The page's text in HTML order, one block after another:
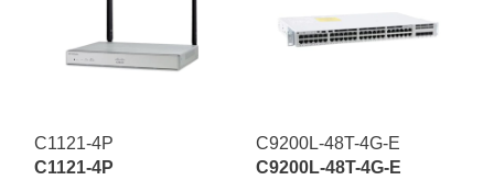
C1121-4P
C1121-4P
C9200L-48T-4G-E
C9200L-48T-4G-E